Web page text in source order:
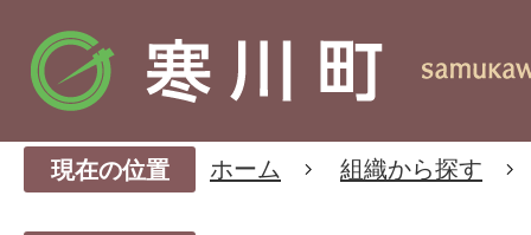
現在の位置 ホーム 組織から探す